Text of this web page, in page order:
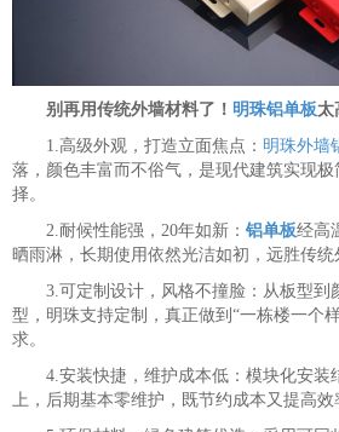
别再用传统外墙材料了！ 明珠铝单板太
1.高级外观，打造立面焦点： 明珠外墙
落，颜色丰富而不俗气，是现代建筑实现
择。
2.耐候性能强，20年如新： 铝单板经高
晒雨淋，长期使用依然光洁如初，远胜传统
3.可定制设计，风格不撞脸：从板型到
型，明珠支持定制，真正做到“一栋楼一个
求。
4.安装快捷，维护成本低：模块化安装
上，后期基本零维护，既节约成本又提高效